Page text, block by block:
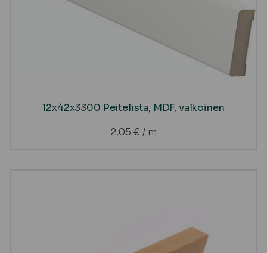
12x42x3300 Peitelista, MDF, valkoinen
2,05 € / m